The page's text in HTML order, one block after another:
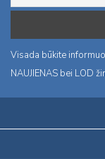
Visada būkite
NAUJIENAS bei LOD